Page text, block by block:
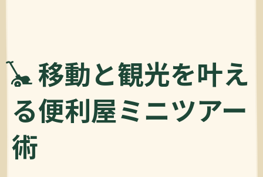
るコツ
観光も移動も便利屋ミニツアーで手軽に実
現
短時間でも楽しめる便利屋発の旅体験
移動と観光を叶え
る便利屋ミニツアー
術